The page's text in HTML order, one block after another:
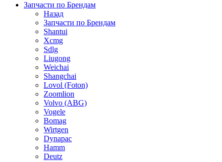
Запчасти по Брендам
Назад
Запчасти по Брендам
Shantui
Xcmg
Sdlg
Liugong
Weichai
Shangchai
Lovol (Foton)
Zoomlion
Volvo (ABG)
Vogele
Bomag
Wirtgen
Dynapac
Hamm
Deutz